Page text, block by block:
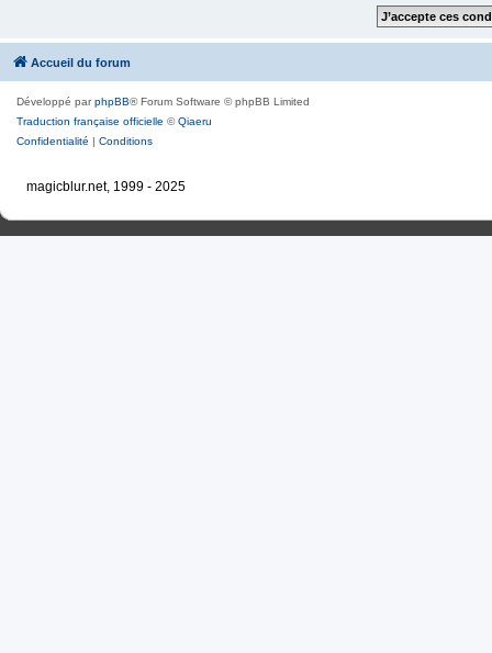
Accueil du forum
Développé parphpBB® Forum Software © phpBB Limited
Traduction française officielle ©Qiaeru
Confidentialité | Conditions
magicblur.net, 1999 - 2025